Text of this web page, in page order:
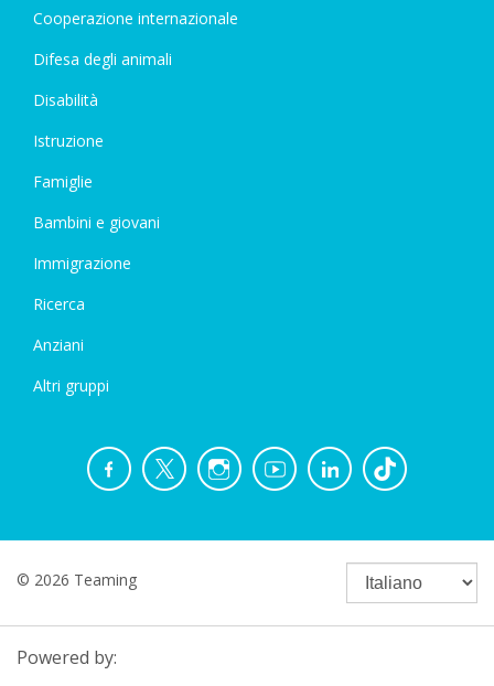
Cooperazione internazionale
Difesa degli animali
Disabilità
Istruzione
Famiglie
Bambini e giovani
Immigrazione
Ricerca
Anziani
Altri gruppi
© 2026 Teaming
Powered by: